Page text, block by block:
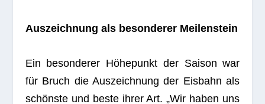
Aus­zeich­nung als beson­de­rer Meilenstein
Ein beson­de­rer Höhe­punkt der Sai­son war
für Bruch die Aus­zeich­nung der Eis­bahn als
schönste und beste ihrer Art. „Wir haben uns